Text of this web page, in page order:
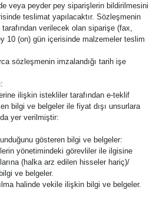
veya peyder pey siparişlerin bildirilmesini
teslimat yapılacaktır. Sözleşmenin
verilecek olan siparişe (fax,
10 (on) gün içerisinde malzemeler teslim
sözleşmenin imzalandığı tarih işe
ilişkin istekliler tarafından e-teklif
bilgi ve belgeler ile fiyat dışı unsurlara
yer verilmiştir:
gösteren bilgi ve belgeler:
yönetimindeki görevliler ile ilgisine
(halka arz edilen hisseler hariç)/
ve belgeler.
halinde vekile ilişkin bilgi ve belgeler.